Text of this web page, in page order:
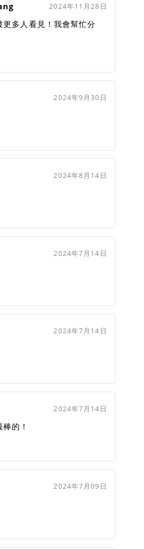
2024年11月28日
多人看見！我會幫忙分
2024年9月30日
2024年8月14日
2024年7月14日
2024年7月14日
2024年7月14日
的！
2024年7月09日